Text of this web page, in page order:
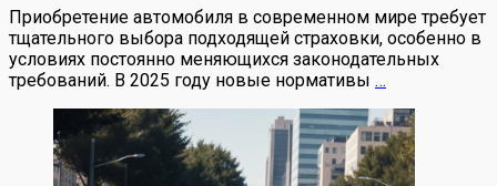
Приобретение автомобиля в современном мире требует
тщательного выбора подходящей страховки, особенно в
условиях постоянно меняющихся законодательных
требований. В 2025 году новые нормативы …